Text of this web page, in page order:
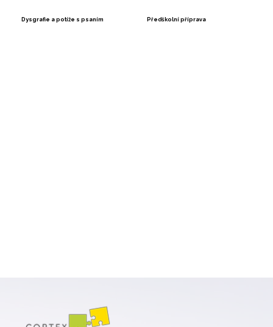
Dysgrafie a potíže s psaním Předškolní příprava